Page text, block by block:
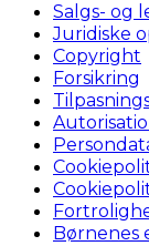
Salgs- og
Juridiske
Copyright
Forsikring